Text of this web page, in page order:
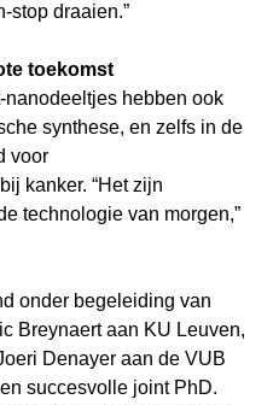
stop draaien.”
toekomst
nanodeeltjes hebben ook
synthese, en zelfs in de
voor
kanker. “Het zijn
technologie van morgen,”
onder begeleiding van
Breynaert aan KU Leuven,
Denayer aan de VUB
succesvolle joint PhD.